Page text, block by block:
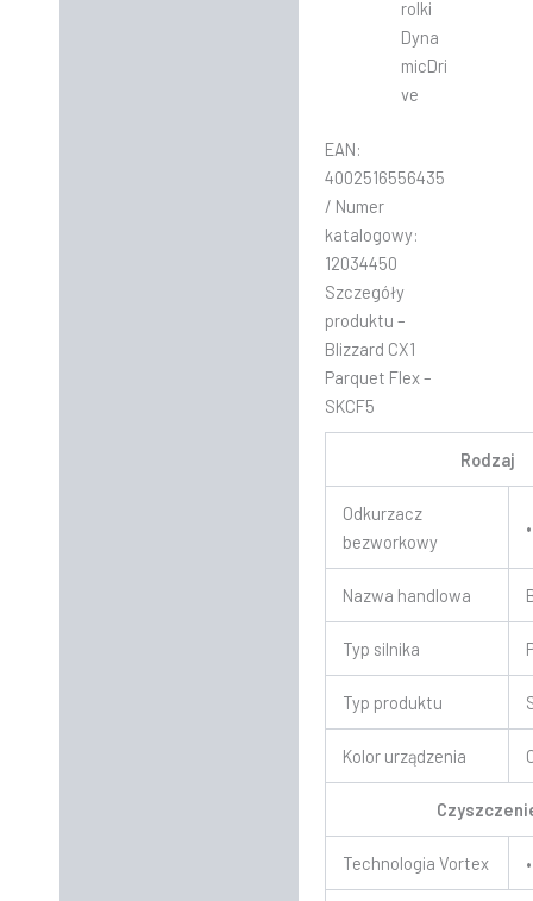
rolki
Dyna
micDri
ve
EAN:
4002516556435
/ Numer
katalogowy:
12034450
Szczegóły
produktu –
Blizzard CX1
Parquet Flex –
SKCF5
Rodzaj
Odkurzacz
bezworkowy
•
Nazwa handlowa
Typ silnika
Typ produktu
Kolor urządzenia
Technologia Vortex •